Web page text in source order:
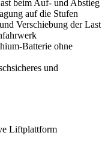
beim Auf- und Abstieg
auf die Stufen
Verschiebung der Last
Batterie ohne
und
Liftplattform